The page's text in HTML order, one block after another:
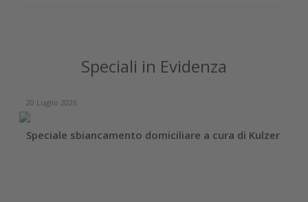
Speciali in Evidenza
20 Luglio 2026
Speciale sbiancamento domiciliare a cura di Kulzer